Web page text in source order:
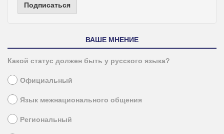
Подписаться
ВАШЕ МНЕНИЕ
Какой статус должен быть у русского языка?
Официальный
Язык межнационального общения
Региональный